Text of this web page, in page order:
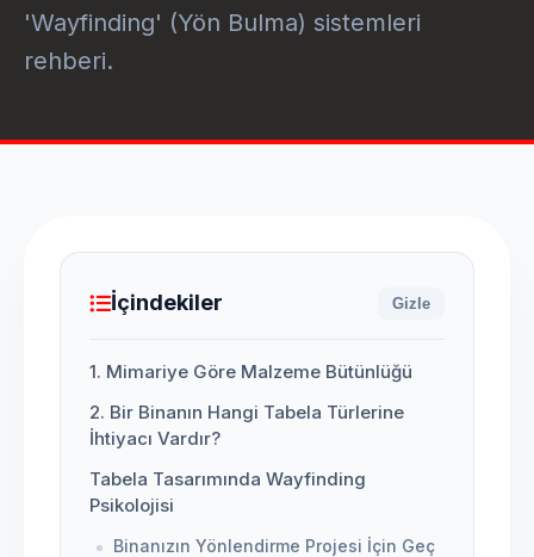
'Wayfinding' (Yön Bulma) sistemleri
rehberi.
İçindekiler Gizle
1. Mimariye Göre Malzeme Bütünlüğü
2. Bir Binanın Hangi Tabela Türlerine
İhtiyacı Vardır?
Tabela Tasarımında Wayfinding
Psikolojisi
Binanızın Yönlendirme Projesi İçin Geç